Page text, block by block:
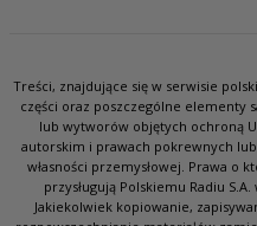
Treści, znajdujące się w serwisie
części oraz poszczególne elementy
lub wytworów objętych ochroną
autorskim i prawach pokrewnych
własności przemysłowej. Prawa o
przysługują Polskiemu Radiu
Jakiekolwiek kopiowanie,